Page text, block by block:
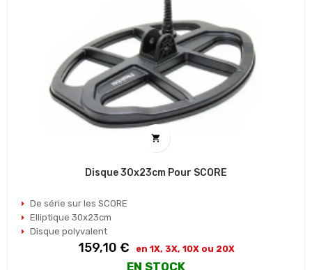

Disque 30x23cm Pour SCORE
De série sur les SCORE
Elliptique 30x23cm
Disque polyvalent
Prix
159,10 € en 1X, 3X, 10X ou 20X
EN STOCK